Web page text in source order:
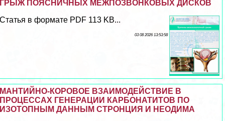
ГРЫЖ ПОЯСНИЧНЫХ МЕЖПОЗВОНКОВЫХ ДИСКОВ
Статья в формате PDF 113 KB...
03 08 2026 13:53:58
МАНТИЙНО-КОРОВОЕ ВЗАИМОДЕЙСТВИЕ В
ПРОЦЕССАХ ГЕНЕРАЦИИ КАРБОНАТИТОВ ПО
ИЗОТОПНЫМ ДАННЫМ СТРОНЦИЯ И НЕОДИМА